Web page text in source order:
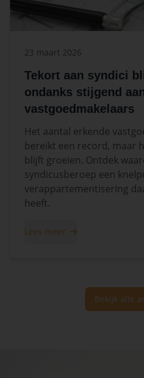
23 maart 2026
Tekort aan syndici
ondanks stijgend
vastgoedmakelaars
Het aantal erkende
bereikt een record, maar
blijft groeien. Ontdek
syndicusberoep een
verappartementisering
heeft.
Lees meer
Bekijk alle